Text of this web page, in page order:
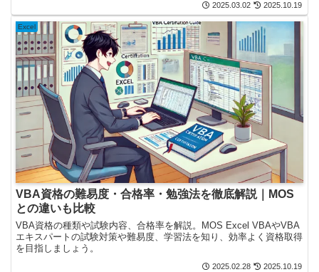
2025.03.02 2025.10.19
Excel
VBA資格の難易度・合格率・勉強法を徹底解説｜MOS
との違いも比較
VBA資格の種類や試験内容、合格率を解説。MOS Excel VBAやVBA
エキスパートの試験対策や難易度、学習法を知り、効率よく資格取得
を目指しましょう。
2025.02.28 2025.10.19